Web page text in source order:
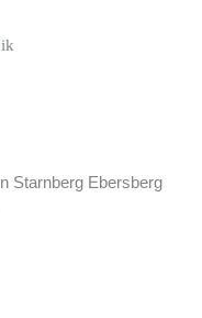
Starnberg Ebersberg